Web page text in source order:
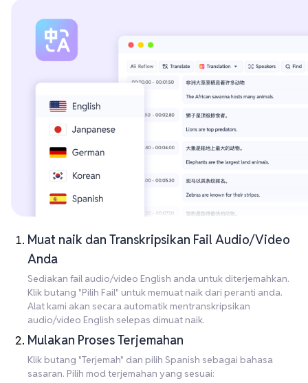
Muat naik dan Transkripsikan Fail Audio/Video
Anda
Sediakan fail audio/video English anda untuk diterjemahkan.
Klik butang "Pilih Fail" untuk memuat naik dari peranti anda.
Alat kami akan secara automatik mentranskripsikan
audio/video English selepas dimuat naik.
Mulakan Proses Terjemahan
Klik butang "Terjemah" dan pilih Spanish sebagai bahasa
sasaran. Pilih mod terjemahan yang sesuai: